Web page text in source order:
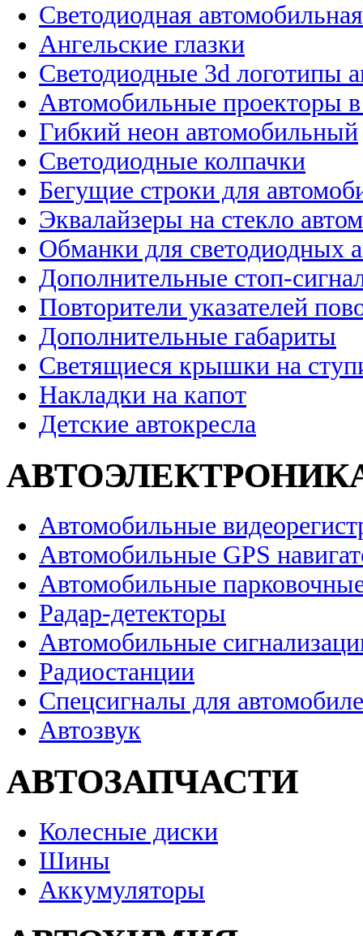
Светодиодная
Ангельские глазки
Светодиодные 3d логотипы
Автомобильные проекторы
Гибкий неон автомобильный
Светодиодные колпачки
Бегущие строки для
Эквалайзеры на стекло
Обманки для светодиодных
Дополнительные стоп-
Повторители указателей
Дополнительные габариты
Светящиеся крышки на
Накладки на капот
Детские автокресла
Автомобильные
Автомобильные GPS
Автомобильные
Радар-детекторы
Автомобильные
Радиостанции
Спецсигналы для
Автозвук
АВТОЗАПЧАСТИ
Колесные диски
Шины
Аккумуляторы